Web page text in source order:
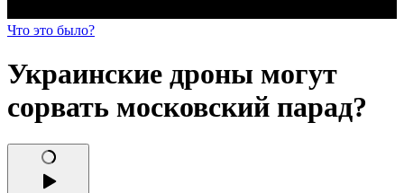
Что это было?
Украинские дроны могут
сорвать московский парад?